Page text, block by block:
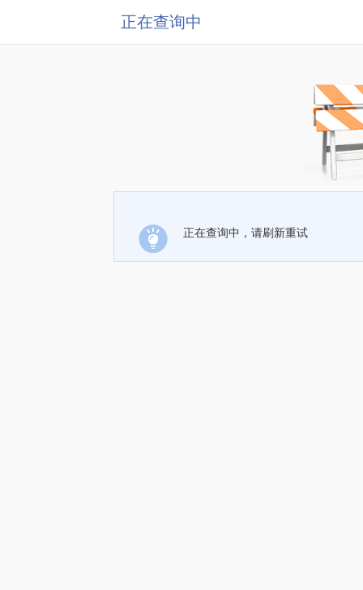
正在查询中
正在查询中，请刷新重试